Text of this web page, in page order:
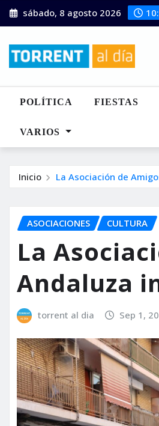
Saltar
al
sábado, 8 agosto 2026
POLÍTICA FIESTAS
VARIOS
Inicio La Asociación de
ASOCIACIONES CULTURA
La
Andaluza
torrent al dia Sep 1,